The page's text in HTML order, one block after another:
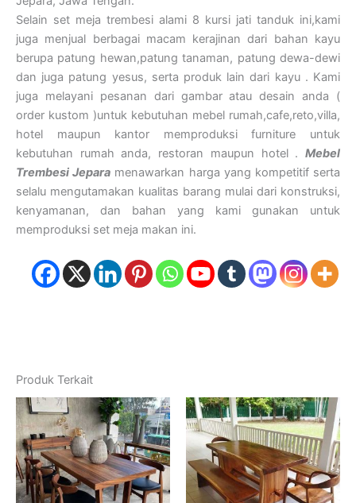
Selain set meja trembesi alami 8 kursi jati tanduk ini,kami
juga menjual berbagai macam kerajinan dari bahan kayu
berupa patung hewan,patung tanaman, patung dewa-dewi
dan juga patung yesus, serta produk lain dari kayu . Kami
juga melayani pesanan dari gambar atau desain anda (
order kustom )untuk kebutuhan mebel rumah,cafe,reto,villa,
hotel maupun kantor memproduksi furniture untuk
kebutuhan rumah anda, restoran maupun hotel . Mebel
Trembesi Jepara menawarkan harga yang kompetitif serta
selalu mengutamakan kualitas barang mulai dari konstruksi,
kenyamanan, dan bahan yang kami gunakan untuk
memproduksi set meja makan ini.
Produk Terkait